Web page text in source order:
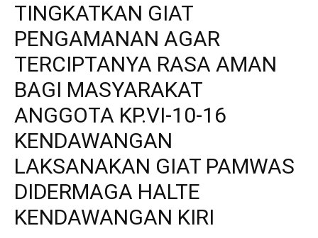
TINGKATKAN GIAT
PENGAMANAN AGAR
TERCIPTANYA RASA AMAN
BAGI MASYARAKAT
ANGGOTA KP.VI-10-16
KENDAWANGAN
LAKSANAKAN GIAT PAMWAS
DIDERMAGA HALTE
KENDAWANGAN KIRI